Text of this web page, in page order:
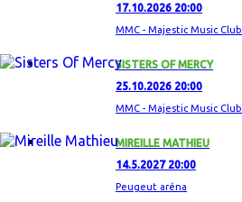
17.10.2026 20:00
MMC - Majestic Music Club
SISTERS OF MERCY
25.10.2026 20:00
MMC - Majestic Music Club
MIREILLE MATHIEU
14.5.2027 20:00
Peugeut aréna